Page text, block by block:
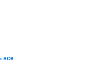
все